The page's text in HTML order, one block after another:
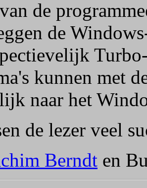
de
de
kunnen met
naar het
de lezer veel
Berndt en